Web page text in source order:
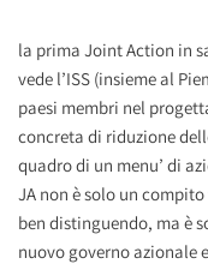
la prima Joint Action in
vede l’ISS (insieme al
paesi membri nel
concreta di riduzione
quadro di un menu’ di
JA non è solo un
ben distinguendo, ma è
nuovo governo azionale